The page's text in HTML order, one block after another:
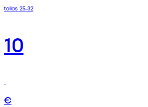
tallas 25-32
10
€